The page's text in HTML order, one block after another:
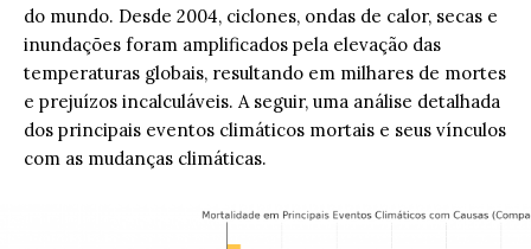
do mundo. Desde 2004, ciclones, ondas de calor, secas e
inundações foram amplificados pela elevação das
temperaturas globais, resultando em milhares de mortes
e prejuízos incalculáveis. A seguir, uma análise detalhada
dos principais eventos climáticos mortais e seus vínculos
com as mudanças climáticas.